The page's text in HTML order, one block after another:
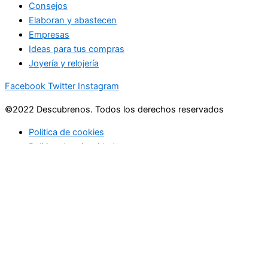
Consejos
Elaboran y abastecen
Empresas
Ideas para tus compras
Joyería y relojería
Facebook Twitter Instagram
©2022 Descubrenos. Todos los derechos reservados
Politica de cookies
Politico de privacidad